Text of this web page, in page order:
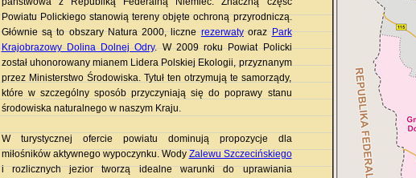
Powiatu Polickiego stanowią tereny objęte ochroną przyrodniczą.
Głównie są to obszary Natura 2000, licznerezerwatyorazPark
Krajobrazowy Dolina Dolnej Odry. W 2009 roku Powiat Policki
został uhonorowany mianem Lidera Polskiej Ekologii, przyznanym
przez Ministerstwo Środowiska. Tytuł ten otrzymują te samorządy,
które w szczególny sposób przyczyniają się do poprawy stanu
środowiska naturalnego w naszym Kraju.
W turystycznej ofercie powiatu dominują propozycje dla
miłośników aktywnego wypoczynku. Wody Zalewu Szczecińskiego
i rozlicznych jezior tworzą idealne warunki do uprawiania